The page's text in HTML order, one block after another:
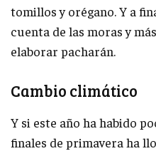
tomillos y orégano. Y a
cuenta de las moras y
elaborar pacharán.
Cambio climático
Y si este año ha habido
finales de primavera ha